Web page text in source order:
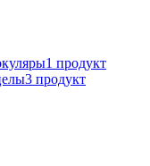
1 продукт
3 продукт